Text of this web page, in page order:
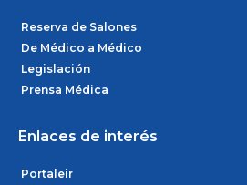
Reserva de Salones
De Médico a Médico
Legislación
Prensa Médica
Enlaces de interés
Portaleir